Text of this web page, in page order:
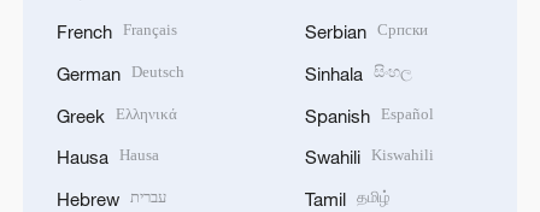
French Français
German Deutsch
Greek Ελληνικά
Hausa Hausa
Hebrew עברית
Serbian Српски
Sinhala සිංහල
Spanish Español
Swahili Kiswahili
Tamil தமிழ்